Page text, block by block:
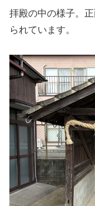
拝殿の中の様子。
られています。